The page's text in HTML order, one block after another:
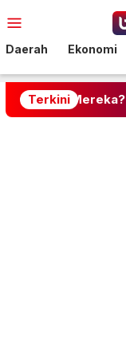
ke
Mobile
Daerah Ekonomi
Terkini